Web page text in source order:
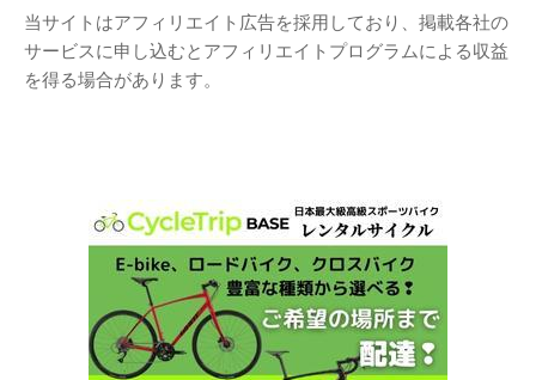
当サイトはアフィリエイト広告を採用しており、掲載各社の
サービスに申し込むとアフィリエイトプログラムによる収益
を得る場合があります。